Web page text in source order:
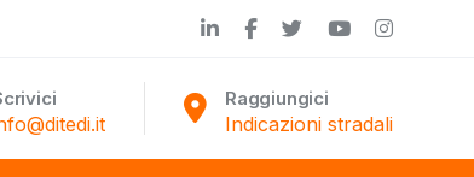
Raggiungici
Indicazioni stradali